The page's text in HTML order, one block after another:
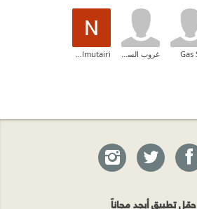
Gas
حمّل تطبيق أبجد مجاناً